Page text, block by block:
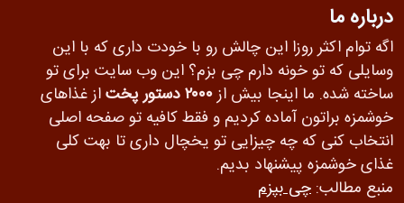
درباره ما
اگه توام اکثر روزا این چالش رو با خودت داری که با این
وسایلی که تو خونه دارم چی بزم؟ این وب سایت برای تو
ساخته شده. ما اینجا بیش از۲۰۰۰ دستور پخت
از غذاهای
خوشمزه براتون آماده کردیم و فقط کافیه تو صفحه اصلی
انتخاب کنی که چه چیزایی تو یخچال داری تا بهت کلی
غذای خوشمزه پیشنهاد بدیم.
منبع مطالب: چی بپزم